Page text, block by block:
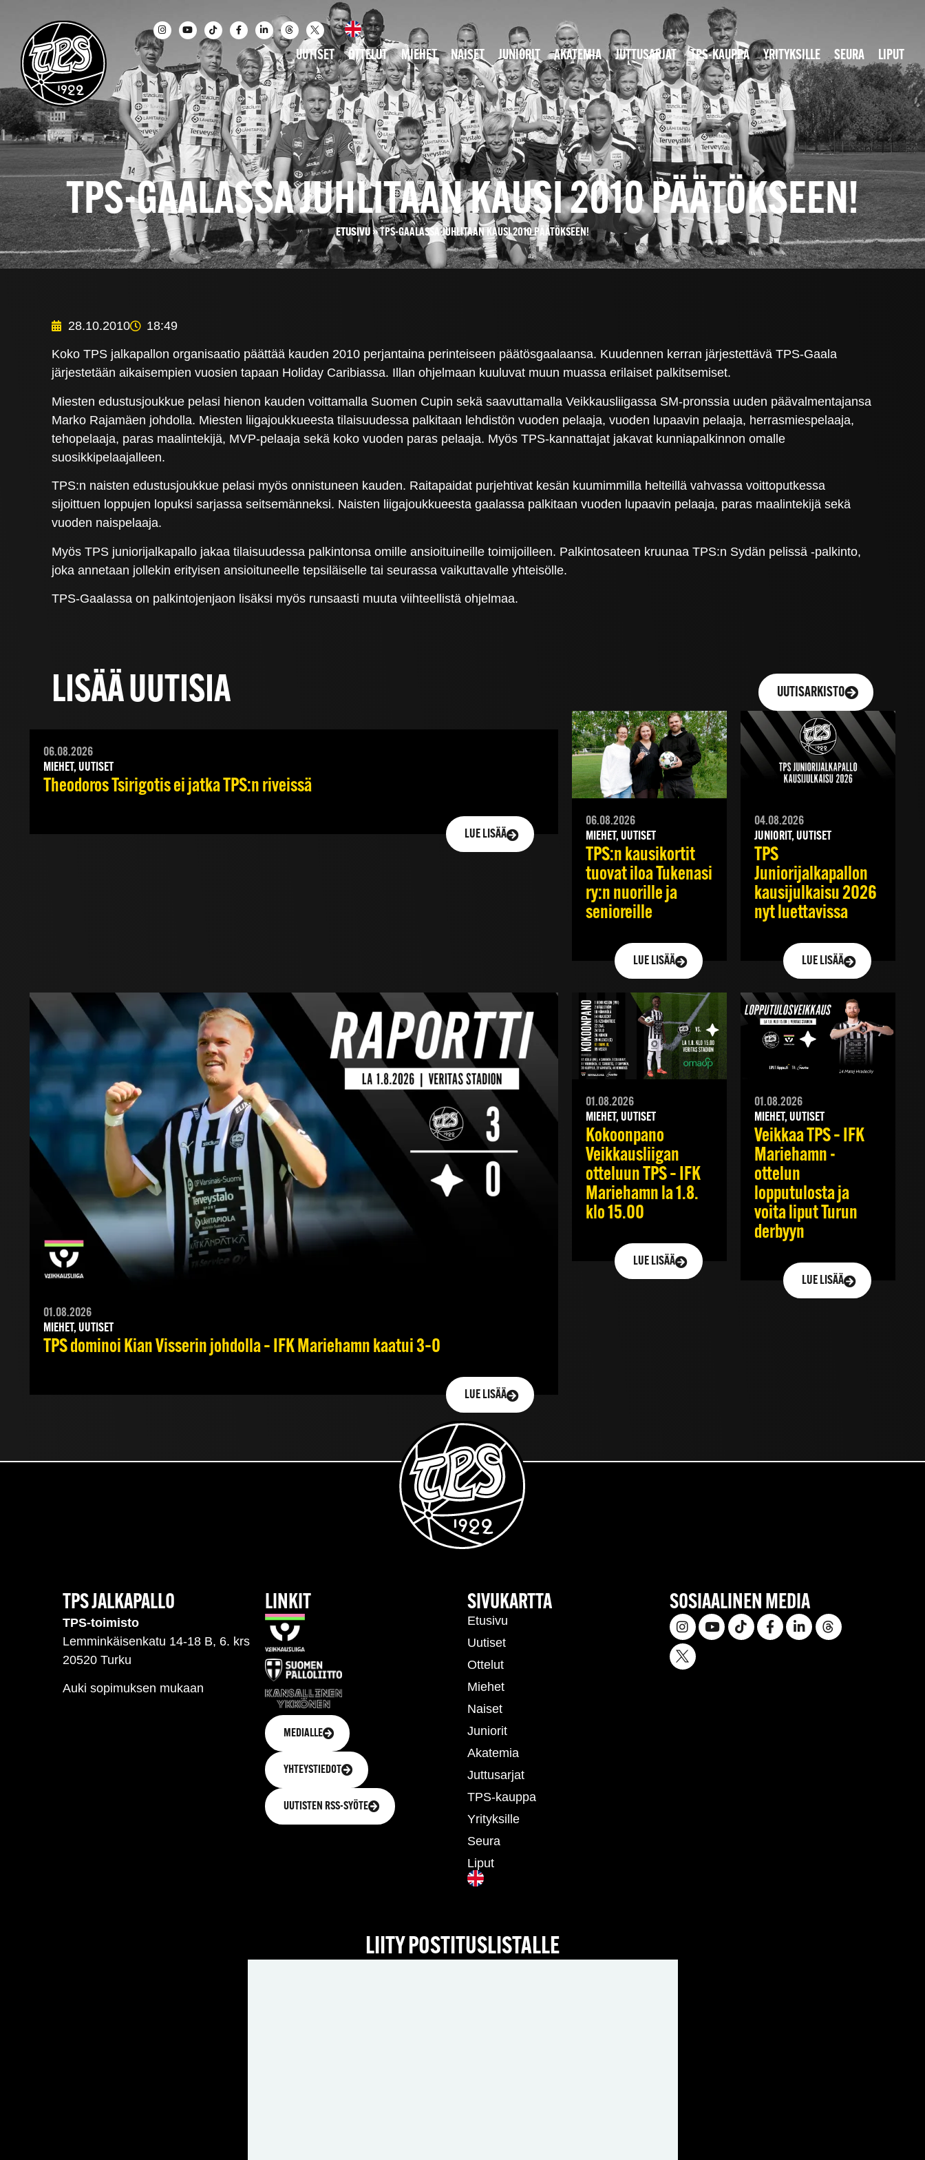
UUTISET OTTELUT MIEHET NAISET JUNIORIT AKATEMIA JUTTUSARJAT TPS-KAUPPA YRITYKSILLE SEURA LIPUT
TPS-GAALASSA JUHLITAAN KAUSI 2010 PÄÄTÖKSEEN!
ETUSIVU»TPS-GAALASSA JUHLITAAN KAUSI 2010 PÄÄTÖKSEEN!
28.10.2010 18:49
Koko TPS jalkapallon organisaatio päättää kauden 2010 perjantaina perinteiseen päätösgaalaansa. Kuudennen kerran järjestettävä TPS-Gaala
järjestetään aikaisempien vuosien tapaan Holiday Caribiassa. Illan ohjelmaan kuuluvat muun muassa erilaiset palkitsemiset.
Miesten edustusjoukkue pelasi hienon kauden voittamalla Suomen Cupin sekä saavuttamalla Veikkausliigassa SM-pronssia uuden päävalmentajansa
Marko Rajamäen johdolla. Miesten liigajoukkueesta tilaisuudessa palkitaan lehdistön vuoden pelaaja, vuoden lupaavin pelaaja, herrasmiespelaaja,
tehopelaaja, paras maalintekijä, MVP-pelaaja sekä koko vuoden paras pelaaja. Myös TPS-kannattajat jakavat kunniapalkinnon omalle
suosikkipelaajalleen.
TPS:n naisten edustusjoukkue pelasi myös onnistuneen kauden. Raitapaidat purjehtivat kesän kuumimmilla helteillä vahvassa voittoputkessa
sijoittuen loppujen lopuksi sarjassa seitsemänneksi. Naisten liigajoukkueesta gaalassa palkitaan vuoden lupaavin pelaaja, paras maalintekijä sekä
vuoden naispelaaja.
Myös TPS juniorijalkapallo jakaa tilaisuudessa palkintonsa omille ansioituineille toimijoilleen. Palkintosateen kruunaa TPS:n Sydän pelissä -palkinto,
joka annetaan jollekin erityisen ansioituneelle tepsiläiselle tai seurassa vaikuttavalle yhteisölle.
TPS-Gaalassa on palkintojenjaon lisäksi myös runsaasti muuta viihteellistä ohjelmaa.
LISÄÄ UUTISIA UUTISARKISTO
06.08.2026
MIEHET, UUTISET
Theodoros Tsirigotis ei jatka TPS:n riveissä
LUE LISÄÄ
06.08.2026
MIEHET, UUTISET
TPS:n kausikortit
tuovat iloa Tukenasi
ry:n nuorille ja
senioreille
LUE LISÄÄ
04.08.2026
JUNIORIT, UUTISET
TPS
Juniorijalkapallon
kausijulkaisu 2026
nyt luettavissa
LUE LISÄÄ
01.08.2026
MIEHET, UUTISET
TPS dominoi Kian Visserin johdolla – IFK Mariehamn kaatui 3–0
LUE LISÄÄ
01.08.2026
MIEHET, UUTISET
Kokoonpano
Veikkausliigan
otteluun TPS – IFK
Mariehamn la 1.8.
klo 15.00
LUE LISÄÄ
01.08.2026
MIEHET, UUTISET
Veikkaa TPS – IFK
Mariehamn -
ottelun
lopputulosta ja
voita liput Turun
derbyyn
LUE LISÄÄ
TPS JALKAPALLO
TPS-toimisto
Lemminkäisenkatu 14-18 B, 6. krs
20520 Turku
Auki sopimuksen mukaan
LINKIT
MEDIALLE
YHTEYSTIEDOT
UUTISTEN RSS-SYÖTE
SIVUKARTTA
Etusivu
Uutiset
Ottelut
Miehet
Naiset
Juniorit
Akatemia
Juttusarjat
TPS-kauppa
Yrityksille
Seura
Liput
SOSIAALINEN MEDIA
LIITY POSTITUSLISTALLE